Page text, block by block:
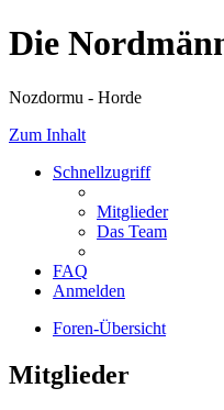
Die
Nozdormu - Horde
Zum Inhalt
Schnellzugriff
Mitglieder
Das Team
FAQ
Anmelden
Foren-Übersicht
Mitglieder